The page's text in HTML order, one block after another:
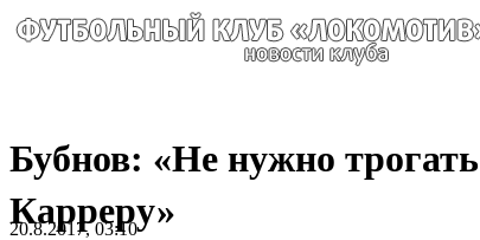
Бубнов: «Не нужно трогать
Карреру»
20.8.2017, 03:10